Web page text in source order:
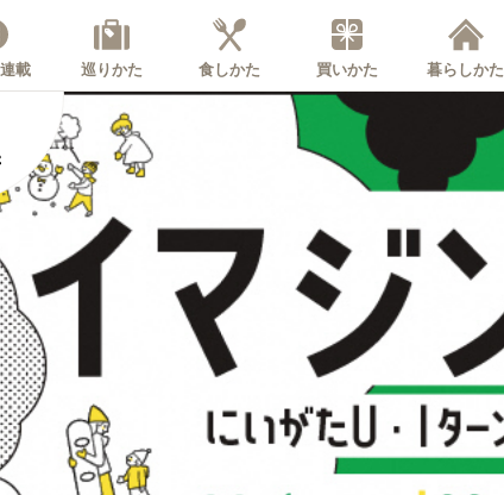
載 巡りかた 食しかた 買いかた 暮らしかた